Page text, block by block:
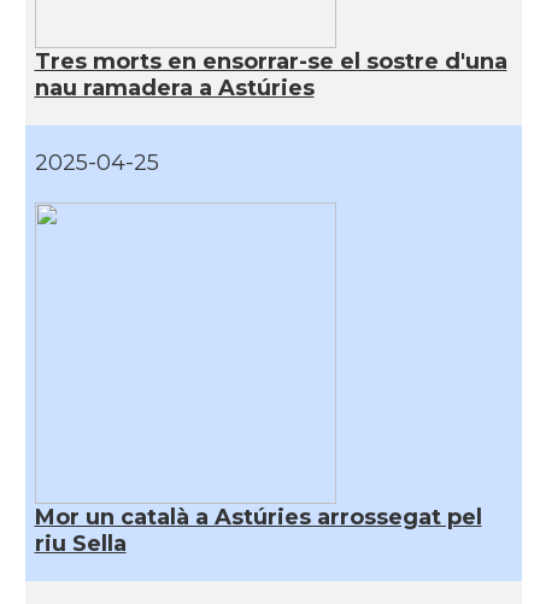
Tres morts en ensorrar-se el sostre d'una
nau ramadera a Astúries
2025-04-25
Mor un català a Astúries arrossegat pel
riu Sella